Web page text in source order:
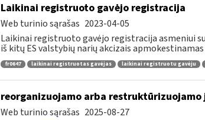
Laikinai registruoto gavėjo registracija
Web turinio sąrašas 2023-04-05
Laikinai registruoto gavėjo registracija asmeniui
iš kitų ES valstybių narių akcizais
fr0647 laikinai registruotas gavėjas laikinai registruotu gavėju
reorganizuojamo arba
Web turinio sąrašas 2025-08-27